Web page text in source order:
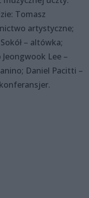
Tomasz
artystyczne;
– altówka;
Lee –
Daniel Pacitti –